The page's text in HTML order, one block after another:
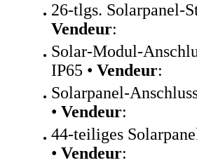
26-tlgs. Solarpanel-
Vendeur:
Solar-Modul-
IP65 • Vendeur:
Solarpanel-
• Vendeur:
44-teiliges
• Vendeur: